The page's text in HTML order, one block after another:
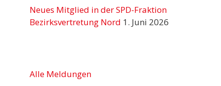
Neues Mitglied in der SPD-Fraktion
Bezirksvertretung Nord 1. Juni 2026
Alle Meldungen